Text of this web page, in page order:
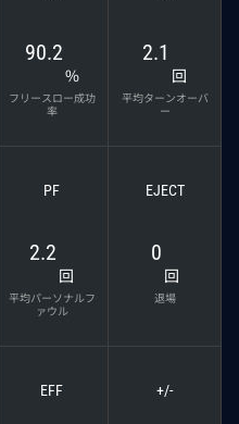
90.2
%
フリースロー成功
率
2.1
回
平均ターンオーバ
ー
PF
2.2
回
平均パーソナルフ
ァウル
EJECT
0
回
退場
EFF +/-